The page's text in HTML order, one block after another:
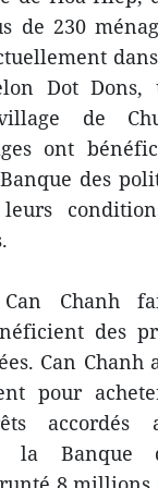
de 230
Dot Dons,
de
ont
des
Chanh
des
Can Chanh
pour
accordés
la Banque